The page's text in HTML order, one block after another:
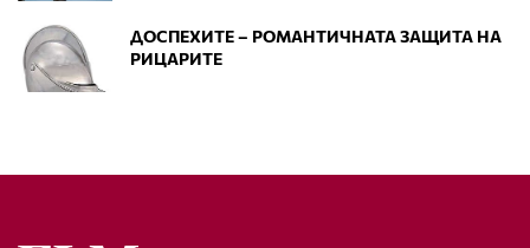
ДОСПЕХИТЕ – РОМАНТИЧНАТА ЗАЩИТА НА
РИЦАРИТЕ